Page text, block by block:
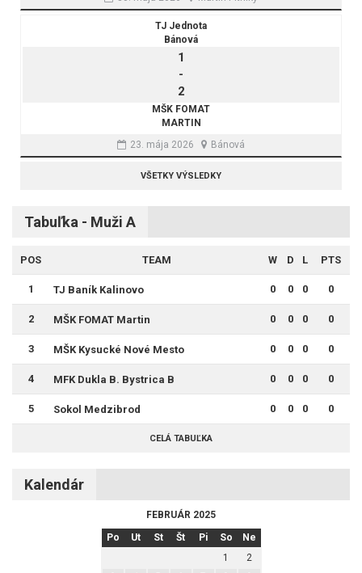
TJ Jednota
Bánová
1
-
2
MŠK FOMAT
MARTIN
23. mája 2026
Bánová
VŠETKY VÝSLEDKY
Tabuľka - Muži A
POS TEAM W D L PTS
1 TJ Baník Kalinovo 0 0 0 0
2 MŠK FOMAT Martin 0 0 0 0
3 MŠK Kysucké Nové Mesto 0 0 0 0
4 MFK Dukla B. Bystrica B 0 0 0 0
5 Sokol Medzibrod 0 0 0 0
CELÁ TABUĽKA
Kalendár
FEBRUÁR 2025
Po
Ut St Št Pi So
Ne
1
2